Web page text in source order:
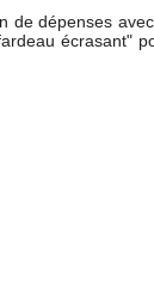
de dépenses
écrasant"